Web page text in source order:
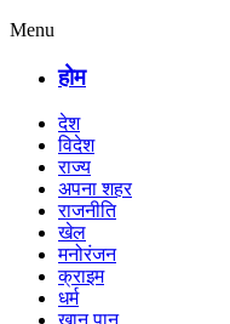
Menu
होम
देश
विदेश
राज्य
अपना शहर
राजनीति
खेल
मनोरंजन
क्राइम
धर्म